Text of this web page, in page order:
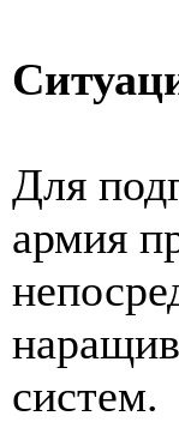
Для
армия
систем.